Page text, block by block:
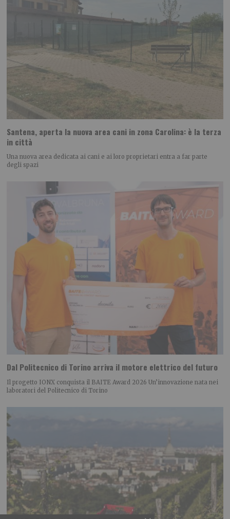
Santena, aperta la nuova area cani in zona Carolina: è la terza
in città
Una nuova area dedicata ai cani e ai loro proprietari entra a far parte
degli spazi
Dal Politecnico di Torino arriva il motore elettrico del futuro
Il progetto IONX conquista il BAITE Award 2026 Un’innovazione nata nei
laboratori del Politecnico di Torino